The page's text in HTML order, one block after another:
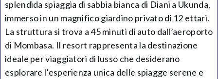
splendida spiaggia di sabbia bianca di Diani a Ukunda,
immerso in un magnifico giardino privato di 12 ettari.
La struttura si trova a 45 minuti di auto dall’aeroporto
di Mombasa. Il resort rappresenta la destinazione
ideale per viaggiatori di lusso che desiderano
esplorare l’esperienza unica delle spiagge serene e